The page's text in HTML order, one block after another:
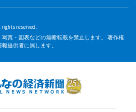
rights reserved.
真・図表などの無断転載を禁止します。 著作権
提供者に属します。